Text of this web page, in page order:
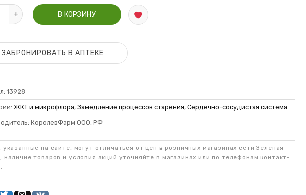
Бальзам Болотова 475 мл
В КОРЗИНУ
ЗАБРОНИРОВАТЬ В АПТЕКЕ
13928
ЖКТ и микрофлора, Замедление процессов старения, Сердечно-сосудистая система
КоролевФарм ООО, РФ
на сайте, могут отличаться от цен в розничных магазинах сети Зеленая
наличие товаров и условия акций уточняйте в магазинах или по телефонам контакт-